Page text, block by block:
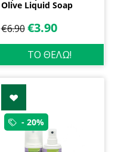
Olive Liquid Soap
€6.90 €3.90
ΤΟ ΘΕΛΩ!
- 20%